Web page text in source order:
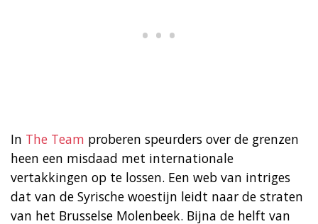
In The Team proberen speurders over de grenzen
heen een misdaad met internationale
vertakkingen op te lossen. Een web van intriges
dat van de Syrische woestijn leidt naar de straten
van het Brusselse Molenbeek. Bijna de helft van